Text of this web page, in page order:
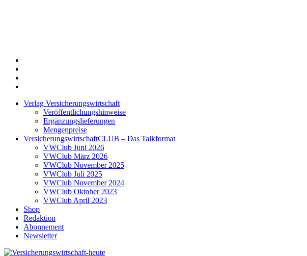
Verlag Versicherungswirtschaft
Veröffentlichungshinweise
Ergänzungslieferungen
Mengenpreise
VersicherungswirtschaftCLUB – Das Talkformat
VWClub Juni 2026
VWClub März 2026
VWClub November 2025
VWClub Juli 2025
VWClub November 2024
VWClub Oktober 2023
VWClub April 2023
Shop
Redaktion
Abonnement
Newsletter